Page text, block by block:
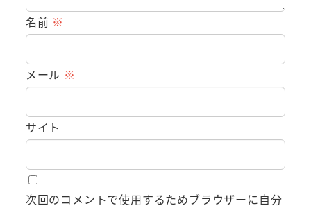
名前 ※
メール ※
サイト
次回のコメントで使用するためブラウザーに自分